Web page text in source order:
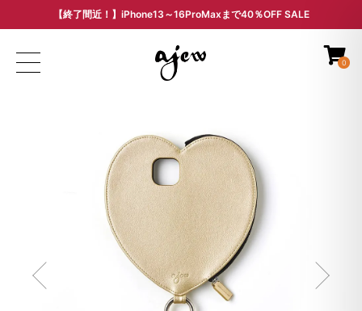
【終了間近！】iPhone13～16ProMaxまで40％OFF SALE
ARCHIVE SALE - 過去モデルをお得な価格で -
0